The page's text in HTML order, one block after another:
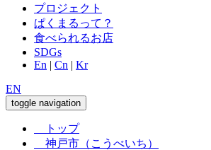
プロジェクト
ぱくまるって？
食べられるお店
SDGs
En | Cn | Kr
EN
toggle navigation
トップ
神戸市（こうべいち）